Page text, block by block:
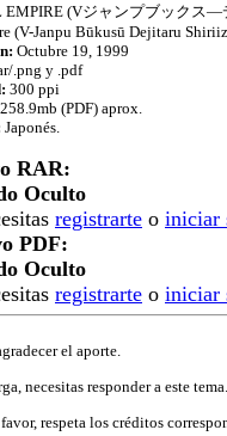
(Vジャンプブックス―
(V-Janpu Būkusū Dejitaru
Octubre 19, 1999
.png y .pdf
300 ppi
(PDF) aprox.
Japonés.
RAR:
Oculto
registrarte o iniciar
PDF:
Oculto
registrarte o iniciar
el aporte.
necesitas responder a este tema.
respeta los créditos